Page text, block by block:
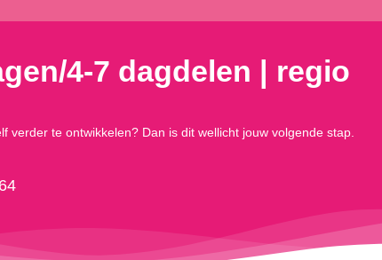
4-7 dagdelen | regio
te ontwikkelen? Dan is dit wellicht jouw volgende stap.